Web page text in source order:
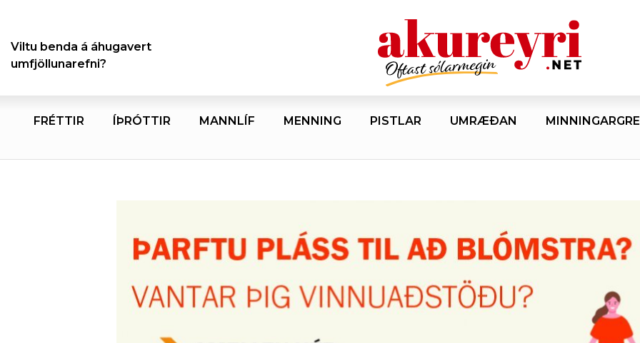
Viltu benda á áhugavert
umfjöllunarefni?
FRÉTTIR ÍÞRÓTTIR MANNLÍF MENNING PISTLAR UMRÆÐAN